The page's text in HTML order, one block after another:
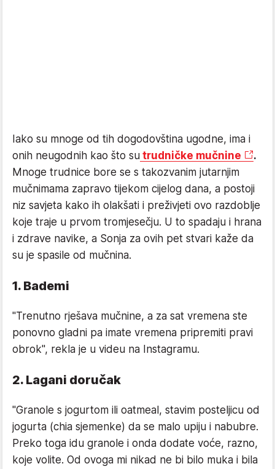
Iako su mnoge od tih dogodovština ugodne, ima i
onih neugodnih kao što su trudničke mučnine
.
Mnoge trudnice bore se s takozvanim jutarnjim
mučnimama zapravo tijekom cijelog dana, a postoji
niz savjeta kako ih olakšati i preživjeti ovo razdoblje
koje traje u prvom tromjesečju. U to spadaju i hrana
i zdrave navike, a Sonja za ovih pet stvari kaže da
su je spasile od mučnina.
1. Bademi
"Trenutno rješava mučnine, a za sat vremena ste
ponovno gladni pa imate vremena pripremiti pravi
obrok", rekla je u videu na Instagramu.
2. Lagani doručak
"Granole s jogurtom ili oatmeal, stavim posteljicu od
jogurta (chia sjemenke) da se malo upiju i nabubre.
Preko toga idu granole i onda dodate voće, razno,
koje volite. Od ovoga mi nikad ne bi bilo muka i bila